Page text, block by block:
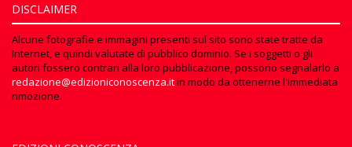
DISCLAIMER
Alcune fotografie e immagini presenti sul sito sono state tratte da
Internet, e quindi valutate di pubblico dominio. Se i soggetti o gli
autori fossero contrari alla loro pubblicazione, possono segnalarlo a
redazione@edizioniconoscenza.itin modo da ottenerne l'immediata
rimozione.